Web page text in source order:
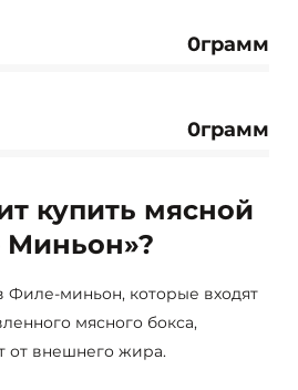
0грамм
0грамм
купить мясной
Миньон»?
Филе-миньон, которые входят
мясного бокса,
от внешнего жира.